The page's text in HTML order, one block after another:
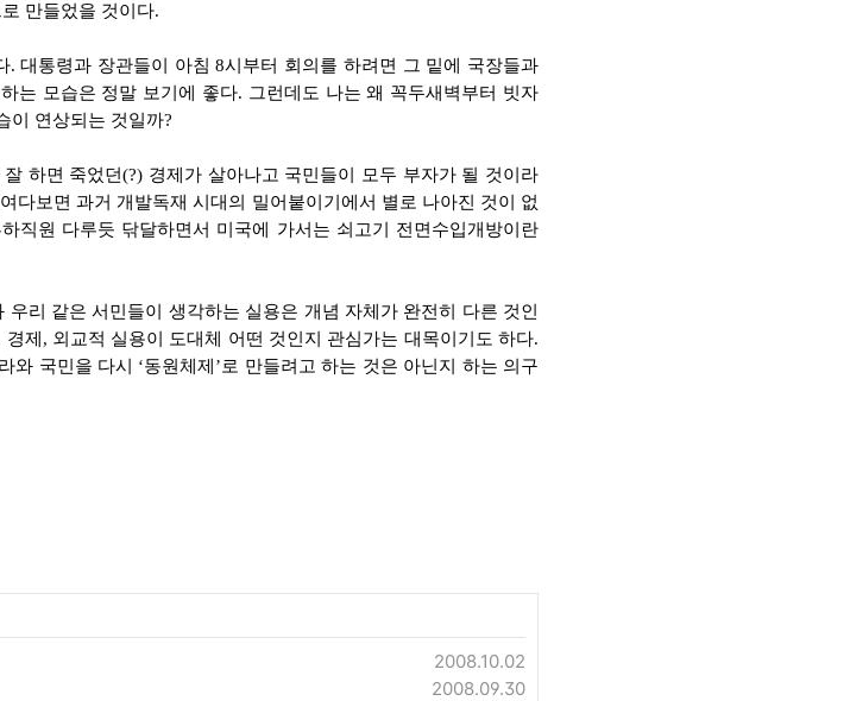
만들었을 것이다.
대통령과 장관들이 아침 8시부터 회의를 하려면 그 밑에 국장들과
는 모습은 정말 보기에 좋다. 그런데도 나는 왜 꼭두새벽부터 빗자
이 연상되는 것일까?
하면 죽었던(?) 경제가 살아나고 국민들이 모두 부자가 될 것이라
다보면 과거 개발독재 시대의 밀어붙이기에서 별로 나아진 것이 없
직원 다루듯 닦달하면서 미국에 가서는 쇠고기 전면수입개방이란
리 같은 서민들이 생각하는 실용은 개념 자체가 완전히 다른 것인
제, 외교적 실용이 도대체 어떤 것인지 관심가는 대목이기도 하다.
와 국민을 다시 ‘동원체제’로 만들려고 하는 것은 아닌지 하는 의구
2008.10.02
2008.09.30